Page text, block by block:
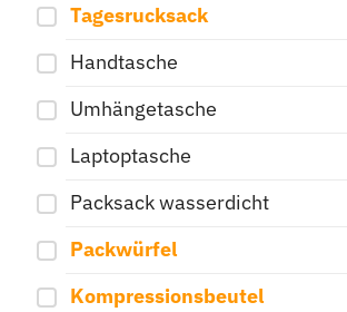
Tagesrucksack
Handtasche
Umhängetasche
Laptoptasche
Packsack wasserdicht
Packwürfel
Kompressionsbeutel